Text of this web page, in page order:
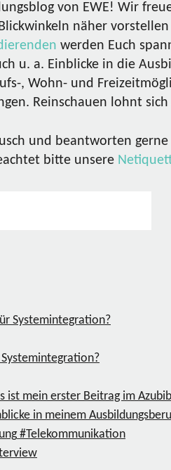
von EWE! Wir
näher
werden Euch
u. a. Einblicke in die
, Wohn- und
Reinschauen lohnt sich
und beantworten gerne
bitte unsere
mein erster Beitrag im
in meinem
#Telekommunikation